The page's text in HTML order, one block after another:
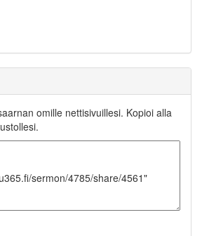
omille nettisivuillesi. Kopioi alla